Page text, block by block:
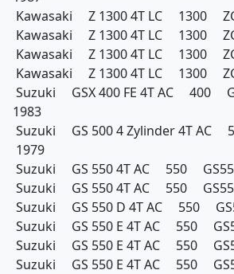
Kawasaki Z 1300 4T LC 1300
Kawasaki Z 1300 4T LC 1300
Kawasaki Z 1300 4T LC 1300
Kawasaki Z 1300 4T LC 1300
Suzuki GSX 400 FE 4T AC 400
1983
Suzuki GS 500 4 Zylinder 4T AC
1979
Suzuki GS 550 4T AC 550
Suzuki GS 550 4T AC 550
Suzuki GS 550 D 4T AC 550
Suzuki GS 550 E 4T AC 550
Suzuki GS 550 E 4T AC 550
Suzuki GS 550 E 4T AC 550